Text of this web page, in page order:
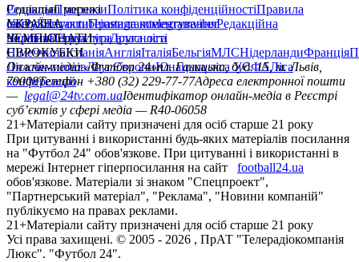
РедакціяПрогнозиПолітика конфіденційностіПравила
сайтуКонтактиПравила коментуванняРедакційна
політикаСтруктура власності
Соціальні мережі
facebookxyoutubeinstagramtelegramviber
УКРАЇНА
УкраїнаПерша лігаДруга ліга
ЧЕМПІОНАТИ
НімеччинаІспаніяАнгліяІталіяБельгіяМЛСНідерландиФранція
ЄВРОКУБКИ
Ліга чемпіонівЛіга ЄвропиЮнацька ліга УЄФАЛіга
конференцій
Онлайн-медіа «Футбол 24»пл. Галицька, буд. 15, м. Львів,
79008Телефон +380 (32) 229-77-77Адреса електронної пошти
— legal@24tv.com.uaІдентифікатор онлайн-медіа в Реєстрі
суб’єктів у сфері медіа — R40-06058
21+Матеріали сайту призначені для осіб старше 21 року
При цитуванні і використанні будь-яких матеріалів посилання
на "Футбол 24" обов'язкове. При цитуванні і використанні в
мережі Інтернет гіперпосилання на сайт
football24.ua
обов'язкове. Матеріали зі знаком "Спецпроект",
"Партнерський матеріал", "Реклама", "Новини компаній"
публікуємо на правах реклами.
21+Матеріали сайту призначені для осіб старше 21 року
Усi права захищенi. © 2005 - 2026 , ПрАТ "Телерадіокомпанія
Люкс". "Футбол 24".